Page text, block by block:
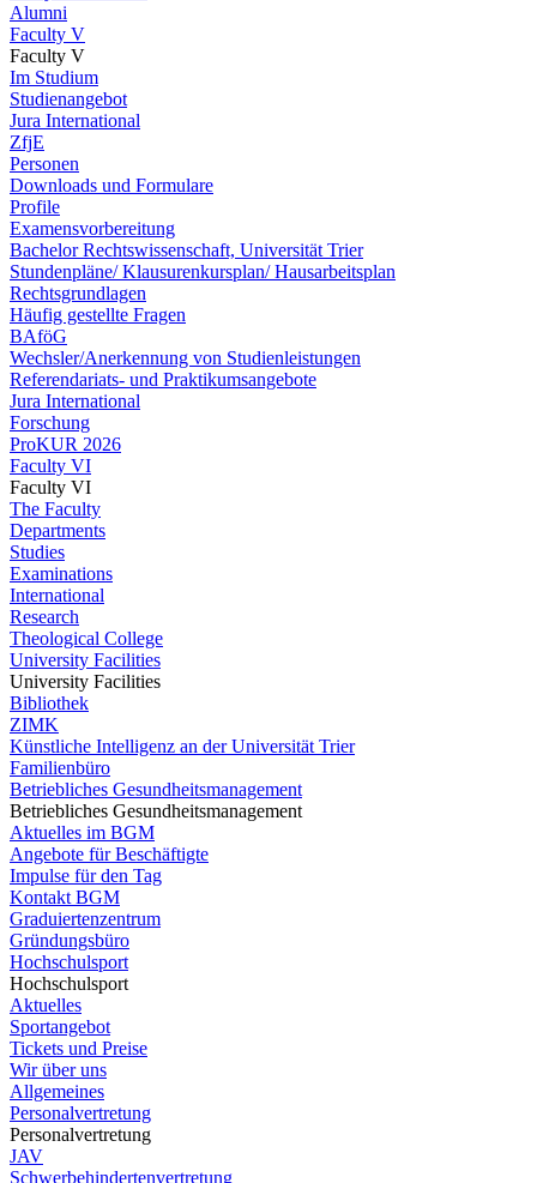
Alumni
Faculty V
Faculty V
Im Studium
Studienangebot
Jura International
ZfjE
Personen
Downloads und Formulare
Profile
Examensvorbereitung
Bachelor Rechtswissenschaft, Universität Trier
Stundenpläne/ Klausurenkursplan/ Hausarbeitsplan
Rechtsgrundlagen
Häufig gestellte Fragen
BAföG
Wechsler/Anerkennung von Studienleistungen
Referendariats- und Praktikumsangebote
Jura International
Forschung
ProKUR 2026
Faculty VI
Faculty VI
The Faculty
Departments
Studies
Examinations
International
Research
Theological College
University Facilities
University Facilities
Bibliothek
ZIMK
Künstliche Intelligenz an der Universität Trier
Familienbüro
Betriebliches Gesundheitsmanagement
Betriebliches Gesundheitsmanagement
Aktuelles im BGM
Angebote für Beschäftigte
Impulse für den Tag
Kontakt BGM
Graduiertenzentrum
Gründungsbüro
Hochschulsport
Hochschulsport
Aktuelles
Sportangebot
Tickets und Preise
Wir über uns
Allgemeines
Personalvertretung
Personalvertretung
JAV
Schwerbehindertenvertretung